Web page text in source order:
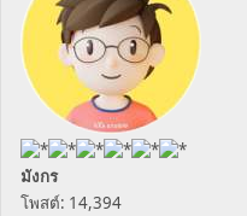
มังกร
โพสต์: 14,394